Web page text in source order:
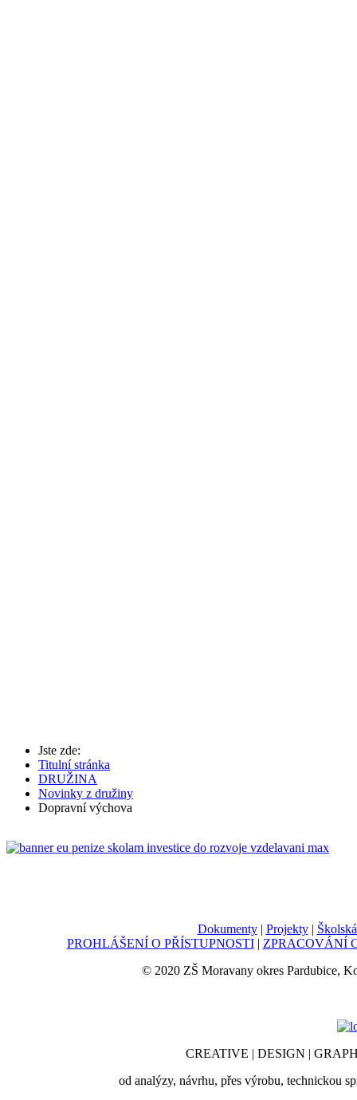
Jste zde:
Titulní stránka
DRUŽINA
Novinky z družiny
Dopravní výchova
Dokumenty| Projekty|
PROHLÁŠENÍ O PŘÍSTUPNOSTI| ZPRACOVÁNÍ
© 2020 ZŠ Moravany okres Pardubice,
CREATIVE | DESIGN |
od analýzy, návrhu, přes výrobu, technickou